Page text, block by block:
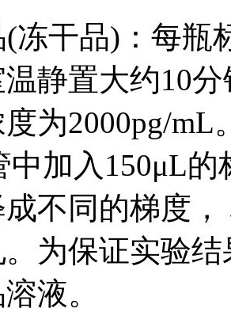
(冻干品)：每瓶
静置大约10
为2000pg/mL
中加入150μL
不同的梯度
为保证实验
液。